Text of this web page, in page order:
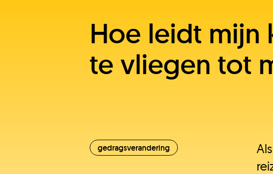
Hoe leidt mijn
te vliegen tot
gedragsverandering